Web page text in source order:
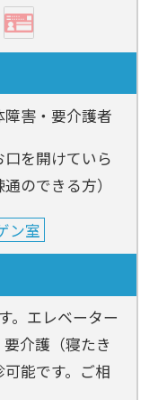
害・要介護者
を開けていら
のできる方）
ン室
。エレベーター
介護（寝たき
能です。ご相